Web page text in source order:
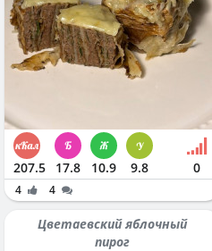
207.5 17.8 10.9 9.8 0
4 4
Цветаевский яблочный
пирог